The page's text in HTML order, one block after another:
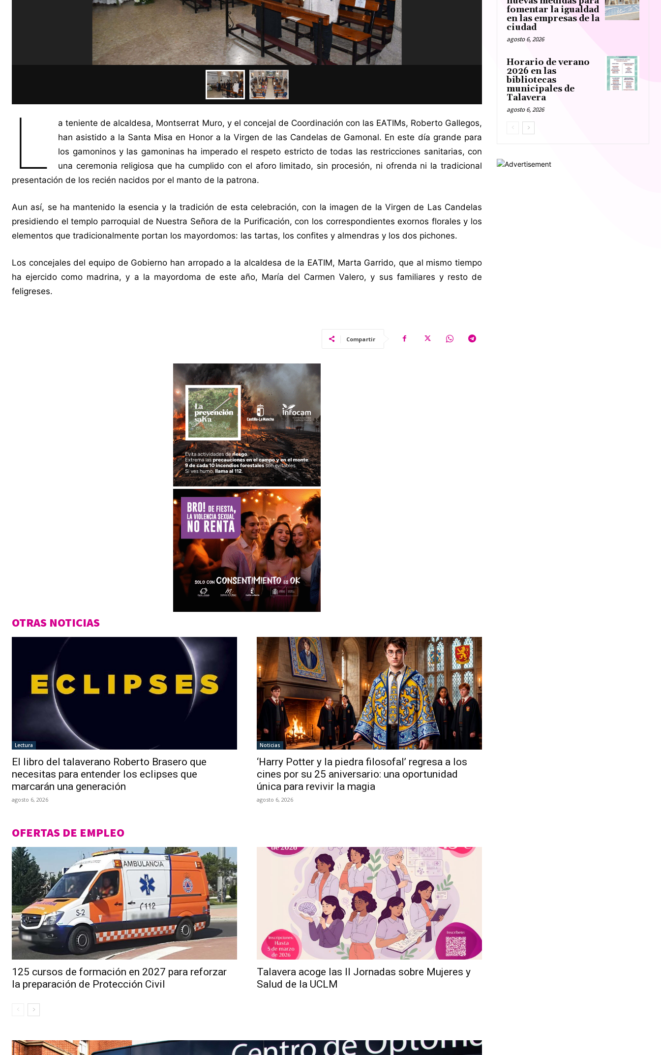
L
a teniente de alcaldesa, Montserrat Muro, y el concejal de Coordinación con las EATIMs, Roberto Gallegos,
han asistido a la Santa Misa en Honor a la Virgen de las Candelas de Gamonal. En este día grande para
los gamoninos y las gamoninas ha imperado el respeto estricto de todas las restricciones sanitarias, con
una ceremonia religiosa que ha cumplido con el aforo limitado, sin procesión, ni ofrenda ni la tradicional
presentación de los recién nacidos por el manto de la patrona.
Aun así, se ha mantenido la esencia y la tradición de esta celebración, con la imagen de la Virgen de Las Candelas
presidiendo el templo parroquial de Nuestra Señora de la Purificación, con los correspondientes exornos florales y los
elementos que tradicionalmente portan los mayordomos: las tartas, los confites y almendras y los dos pichones.
Los concejales del equipo de Gobierno han arropado a la alcaldesa de la EATIM, Marta Garrido, que al mismo tiempo
ha ejercido como madrina, y a la mayordoma de este año, María del Carmen Valero, y sus familiares y resto de
feligreses.
Compartir
OTRAS NOTICIAS
Lectura
El libro del talaverano Roberto Brasero que
necesitas para entender los eclipses que
marcarán una generación
agosto 6, 2026
Noticias
‘Harry Potter y la piedra filosofal’ regresa a los
cines por su 25 aniversario: una oportunidad
única para revivir la magia
agosto 6, 2026
OFERTAS DE EMPLEO
125 cursos de formación en 2027 para reforzar
la preparación de Protección Civil
Talavera acoge las II Jornadas sobre Mujeres y
Salud de la UCLM
fomentar la igualdad
en las empresas de la
ciudad
agosto 6, 2026
Horario de verano
2026 en las
bibliotecas
municipales de
Talavera
agosto 6, 2026